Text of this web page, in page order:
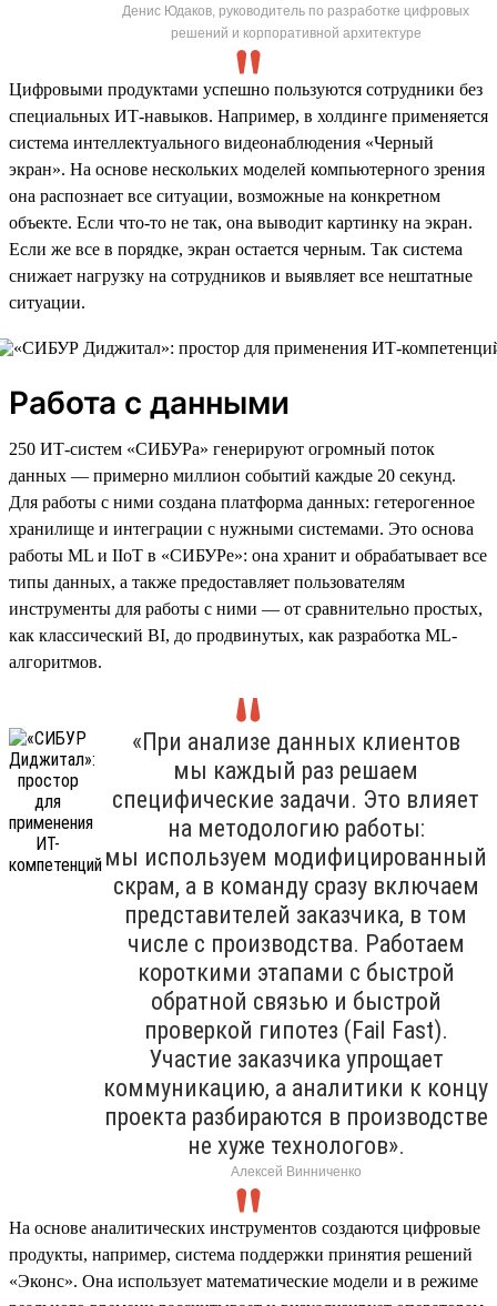
Денис Юдаков, руководитель по разработке цифровых
решений и корпоративной архитектуре
Цифровыми продуктами успешно пользуются сотрудники без
специальных ИТ-навыков. Например, в холдинге применяется
система интеллектуального видеонаблюдения «Черный
экран». На основе нескольких моделей компьютерного зрения
она распознает все ситуации, возможные на конкретном
объекте. Если что-то не так, она выводит картинку на экран.
Если же все в порядке, экран остается черным. Так система
снижает нагрузку на сотрудников и выявляет все нештатные
ситуации.
Работа с данными
250 ИТ-систем «СИБУРа» генерируют огромный поток
данных — примерно миллион событий каждые 20 секунд.
Для работы с ними создана платформа данных: гетерогенное
хранилище и интеграции с нужными системами. Это основа
работы ML и IIoT в «СИБУРе»: она хранит и обрабатывает все
типы данных, а также предоставляет пользователям
инструменты для работы с ними — от сравнительно простых,
как классический BI, до продвинутых, как разработка ML-
алгоритмов.
«При анализе данных клиентов
мы каждый раз решаем
специфические задачи. Это влияет
на методологию работы:
мы используем модифицированный
скрам, а в команду сразу включаем
представителей заказчика, в том
числе с производства. Работаем
короткими этапами с быстрой
обратной связью и быстрой
проверкой гипотез (Fail Fast).
Участие заказчика упрощает
коммуникацию, а аналитики к концу
проекта разбираются в производстве
не хуже технологов».
Алексей Винниченко
На основе аналитических инструментов создаются цифровые
продукты, например, система поддержки принятия решений
«Эконс». Она использует математические модели и в режиме